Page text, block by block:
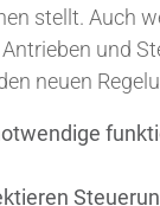
stellt. Auch
und
neuen